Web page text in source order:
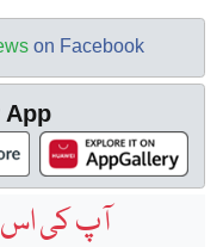
on Facebook
آپ کی اس